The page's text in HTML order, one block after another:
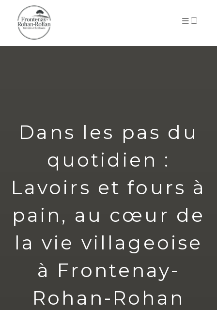
Dans les pas du
quotidien :
Lavoirs et fours à
pain, au cœur de
la vie villageoise
à Frontenay-
Rohan-Rohan